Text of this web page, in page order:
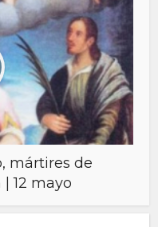
mártires de
12 mayo